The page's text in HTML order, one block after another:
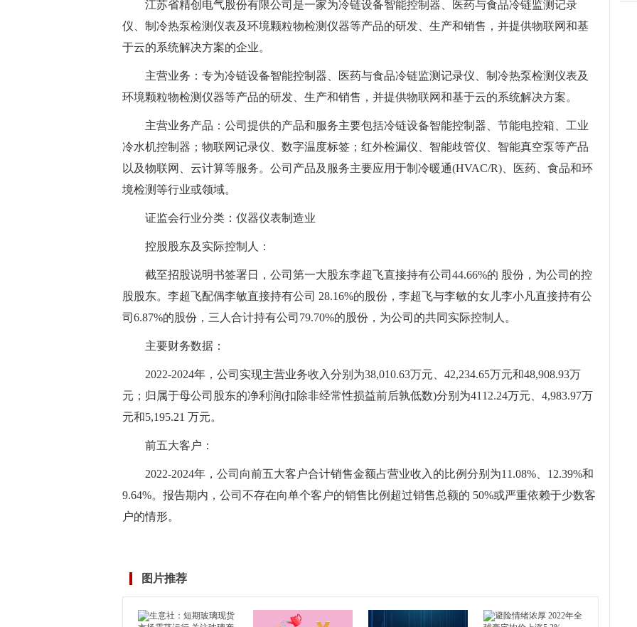
江苏省精创电气股份有限公司是一家为冷链设备智能控制器、医药与食品冷链监测记录
仪、制冷热泵检测仪表及环境颗粒物检测仪器等产品的研发、生产和销售，并提供物联网和基
于云的系统解决方案的企业。
主营业务：专为冷链设备智能控制器、医药与食品冷链监测记录仪、制冷热泵检测仪表及
环境颗粒物检测仪器等产品的研发、生产和销售，并提供物联网和基于云的系统解决方案。
主营业务产品：公司提供的产品和服务主要包括冷链设备智能控制器、节能电控箱、工业
冷水机控制器；物联网记录仪、数字温度标签；红外检漏仪、智能歧管仪、智能真空泵等产品
以及物联网、云计算等服务。公司产品及服务主要应用于制冷暖通(HVAC/R)、医药、食品和环
境检测等行业或领域。
证监会行业分类：仪器仪表制造业
控股股东及实际控制人：
截至招股说明书签署日，公司第一大股东李超飞直接持有公司44.66%的 股份，为公司的控
股股东。李超飞配偶李敏直接持有公司 28.16%的股份，李超飞与李敏的女儿李小凡直接持有公
司6.87%的股份，三人合计持有公司79.70%的股份，为公司的共同实际控制人。
主要财务数据：
2022-2024年，公司实现主营业务收入分别为38,010.63万元、42,234.65万元和48,908.93万
元；归属于母公司股东的净利润(扣除非经常性损益前后孰低数)分别为4112.24万元、4,983.97万
元和5,195.21 万元。
前五大客户：
2022-2024年，公司向前五大客户合计销售金额占营业收入的比例分别为11.08%、12.39%和
9.64%。报告期内，公司不存在向单个客户的销售比例超过销售总额的 50%或严重依赖于少数客
户的情形。
图片推荐